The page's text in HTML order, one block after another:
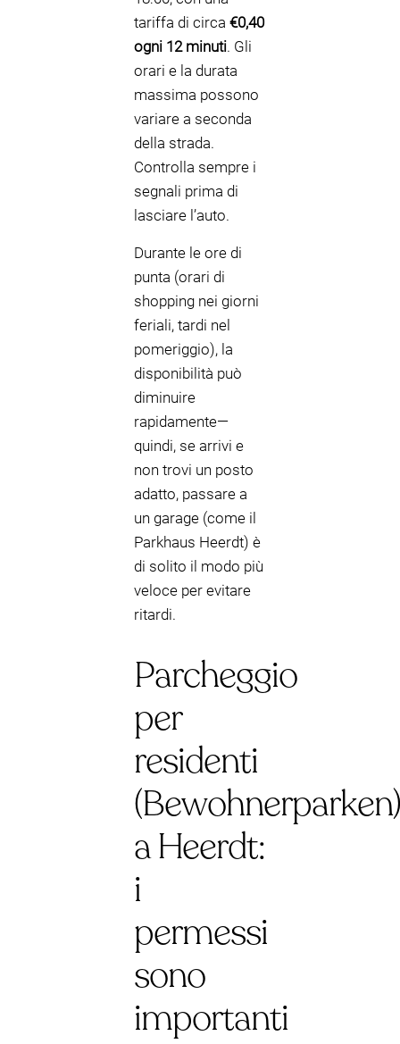
tariffa di circa €0,40
ogni 12 minuti. Gli
orari e la durata
massima possono
variare a seconda
della strada.
Controlla sempre i
segnali prima di
lasciare l’auto.
Durante le ore di
punta (orari di
shopping nei giorni
feriali, tardi nel
pomeriggio), la
disponibilità può
diminuire
rapidamente—
quindi, se arrivi e
non trovi un posto
adatto, passare a
un garage (come il
Parkhaus Heerdt) è
di solito il modo più
veloce per evitare
ritardi.
Parcheggio
per
residenti
(Bewohnerparken)
a Heerdt:
i
permessi
sono
importanti